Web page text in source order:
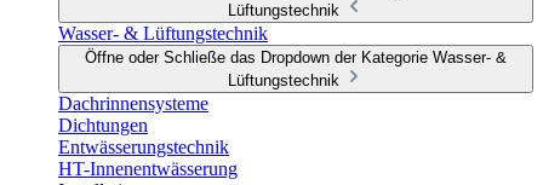
Lüftungstechnik
Wasser- & Lüftungstechnik
Öffne oder Schließe das Dropdown der Kategorie Wasser- &
Lüftungstechnik
Dachrinnensysteme
Dichtungen
Entwässerungstechnik
HT-Innenentwässerung